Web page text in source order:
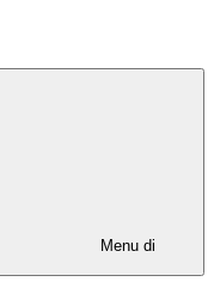
Menu di